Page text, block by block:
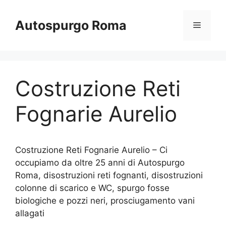
contenuto
Autospurgo Roma Menu
Costruzione Reti
Fognarie Aurelio
Costruzione Reti Fognarie Aurelio – Ci
occupiamo da oltre 25 anni di Autospurgo
Roma, disostruzioni reti fognanti, disostruzioni
colonne di scarico e WC, spurgo fosse
biologiche e pozzi neri, prosciugamento vani
allagati